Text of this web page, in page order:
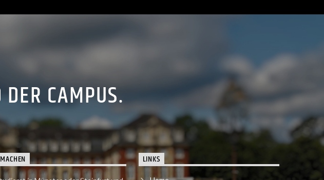
CAMPUS.
LINKS